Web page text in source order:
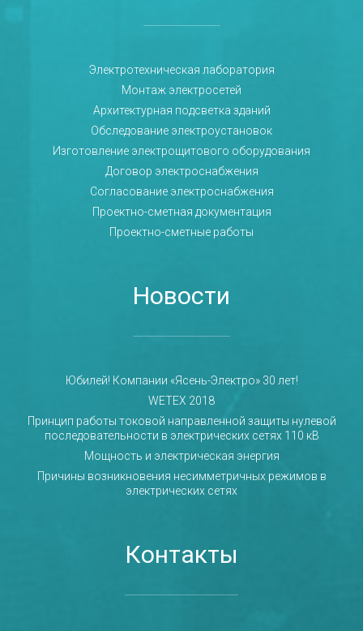
Электротехническая лаборатория
Монтаж электросетей
Архитектурная подсветка зданий
Обследование электроустановок
Изготовление электрощитового оборудования
Договор электроснабжения
Согласование электроснабжения
Проектно-сметная документация
Проектно-сметные работы
Новости
Юбилей! Компании «Ясень-Электро» 30 лет!
WETEX 2018
Принцип работы токовой направленной защиты нулевой
последовательности в электрических сетях 110 кВ
Мощность и электрическая энергия
Причины возникновения несимметричных режимов в
электрических сетях
Контакты